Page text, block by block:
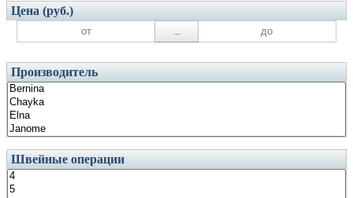
Цена (руб.)
...
Производитель
Швейные операции